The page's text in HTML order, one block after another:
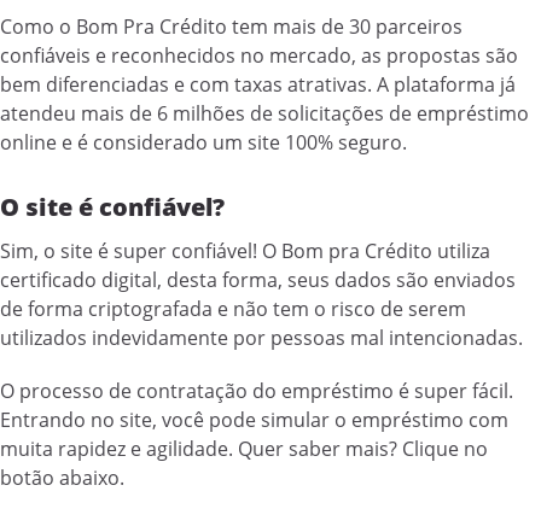
Como o Bom Pra Crédito tem mais de 30 parceiros
confiáveis e reconhecidos no mercado, as propostas são
bem diferenciadas e com taxas atrativas. A plataforma já
atendeu mais de 6 milhões de solicitações de empréstimo
online e é considerado um site 100% seguro.
O site é confiável?
Sim, o site é super confiável! O Bom pra Crédito utiliza
certificado digital, desta forma, seus dados são enviados
de forma criptografada e não tem o risco de serem
utilizados indevidamente por pessoas mal intencionadas.
O processo de contratação do empréstimo é super fácil.
Entrando no site, você pode simular o empréstimo com
muita rapidez e agilidade. Quer saber mais? Clique no
botão abaixo.